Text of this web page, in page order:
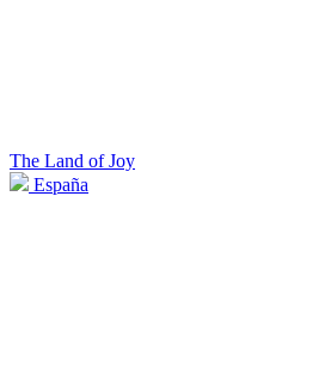
The Land of Joy
España